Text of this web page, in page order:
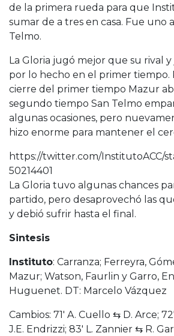
de la primera rueda para que
sumar de a tres en casa. Fue uno
Telmo.
La Gloria jugó mejor que su rival
por lo hecho en el primer tiempo.
cierre del primer tiempo Mazur
segundo tiempo San Telmo
algunas ocasiones, pero
hizo enorme para mantener el
https://twitter.com/InstitutoACC/
50214401
La Gloria tuvo algunas chances
partido, pero desaprovechó las
y debió sufrir hasta el final.
Sintesis
Instituto: Carranza; Ferreyra,
Mazur; Watson, Faurlin y Garro,
Huguenet. DT: Marcelo Vázquez
Cambios: 71′ A. Cuello ⇆ D. Arce;
J.E. Endrizzi; 83′ L. Zannier ⇆ R.